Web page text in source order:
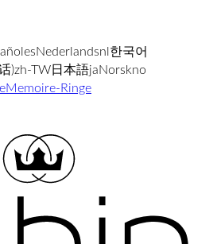
esNederlandsnl한국어
)zh-TW日本語jaNorskno
Memoire-Ringe